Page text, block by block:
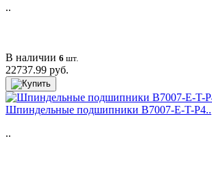
..
В наличии 6 шт.
22737.99 руб.
Шпиндельные подшипники B7007-E-T-P4..
..